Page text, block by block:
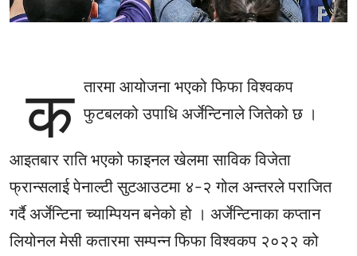
क तारमा आयोजना भएको फिफा विश्वकप
फुटबलको उपाधि अर्जेन्टिनाले जितेको छ ।
आइतबार राति भएको फाइनल खेलमा साविक विजेता
फ्रान्सलाई पेनाल्टी सुटआउटमा ४-२ गोल अन्तरले पराजित
गर्दै अर्जेन्टिना च्याम्पियन बनेको हो । अर्जेन्टिनाका कप्तान
लियोनल मेसी कतारमा सम्पन्न फिफा विश्वकप २०२२ को